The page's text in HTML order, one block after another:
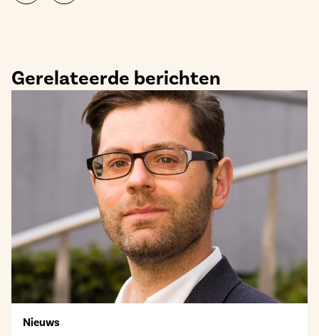
Gerelateerde berichten
Nieuws